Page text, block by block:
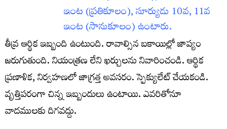
ఇంట (ప్రతికూలం), సూర్యుడు 10వ, 11వ
ఇంట (సానుకూలం) ఉంటారు.
తీవ్ర ఆర్థిక ఇబ్బంది ఉంటుంది. రావాల్సిన బకాయిల్లో జాప్యం
జరుగుతుంది. నియంత్రణ లేని ఖర్చులను నివారించండి. ఆర్థిక
ప్రణాళిక, నిర్వహణలో జాగ్రత్త అవసరం. స్పెక్యులేట్‌ చేయకండి.
వృత్తిపరంగా చిన్న ఇబ్బందులు ఉంటాయి. ఎవరితోనూ
వాదములకు దిగవద్దు.